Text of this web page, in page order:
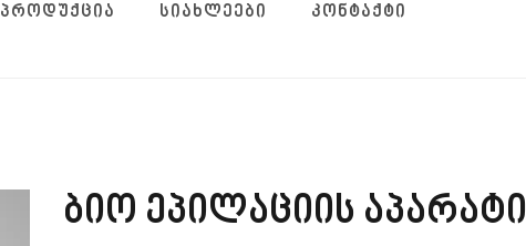
ᲞᲠᲝᲓᲣᲥᲪᲘᲐ ᲡᲘᲐᲮᲚᲔᲔᲑᲘ ᲙᲝᲜᲢᲐᲥᲢᲘ
ბიო ეპილაციის აპარატი